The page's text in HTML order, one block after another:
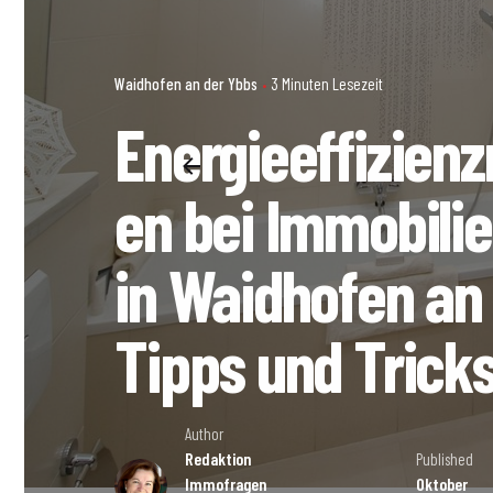
Waidhofen an der Ybbs 3 Minuten Lesezeit
en bei
in Waidhofen
Tipps und
Author
Redaktion
Immofragen
Published
Oktober